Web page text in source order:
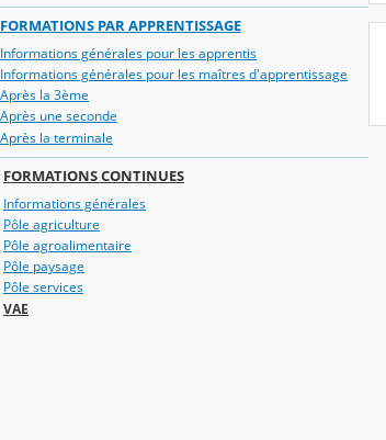
FORMATIONS PAR APPRENTISSAGE
Informations générales pour les apprentis
Informations générales pour les maîtres d'apprentissage
Après la 3ème
Après une seconde
Après la terminale
FORMATIONS CONTINUES
Informations générales
Pôle agriculture
Pôle agroalimentaire
Pôle paysage
Pôle services
VAE